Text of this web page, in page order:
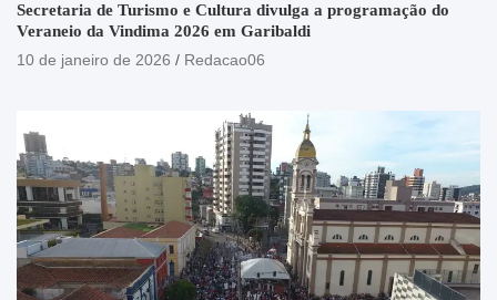
Secretaria de Turismo e Cultura divulga a programação do
Veraneio da Vindima 2026 em Garibaldi
10 de janeiro de 2026
Redacao06